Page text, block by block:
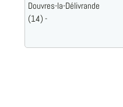
Douvres-la-Délivrande
(14) -